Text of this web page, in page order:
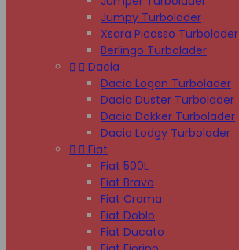
Jumpy Turbolader
Xsara Picasso Turbolader
Berlingo Turbolader
  Dacia
Dacia Logan Turbolader
Dacia Duster Turbolader
Dacia Dokker Turbolader
Dacia Lodgy Turbolader
  Fiat
Fiat 500L
Fiat Bravo
Fiat Croma
Fiat Doblo
Fiat Ducato